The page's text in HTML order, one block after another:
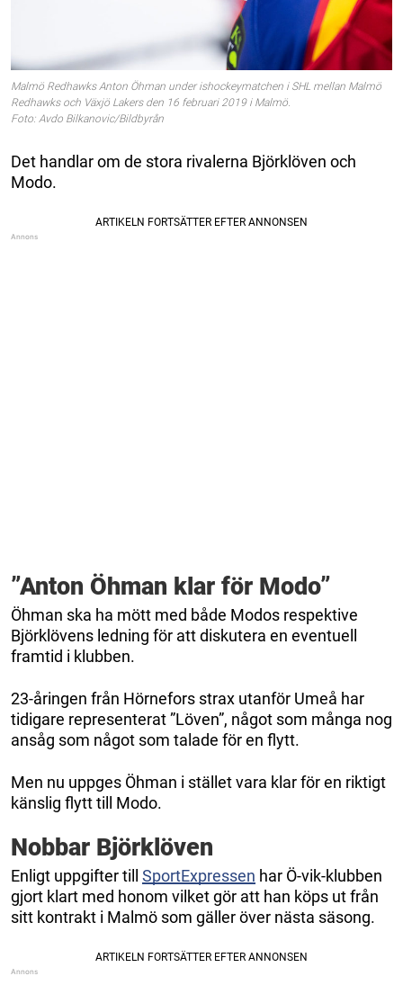
Malmö Redhawks Anton Öhman under ishockeymatchen i SHL mellan Malmö
Redhawks och Växjö Lakers den 16 februari 2019 i Malmö.
Foto: Avdo Bilkanovic/Bildbyrån
Det handlar om de stora rivalerna Björklöven och
Modo.
”Anton Öhman klar för Modo”
Öhman ska ha mött med både Modos respektive
Björklövens ledning för att diskutera en eventuell
framtid i klubben.
23-åringen från Hörnefors strax utanför Umeå har
tidigare representerat ”Löven”, något som många nog
ansåg som något som talade för en flytt.
Men nu uppges Öhman i stället vara klar för en riktigt
känslig flytt till Modo.
Nobbar Björklöven
Enligt uppgifter till SportExpressen har Ö-vik-klubben
gjort klart med honom vilket gör att han köps ut från
sitt kontrakt i Malmö som gäller över nästa säsong.